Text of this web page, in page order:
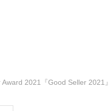
Award 2021『Good Seller 2021